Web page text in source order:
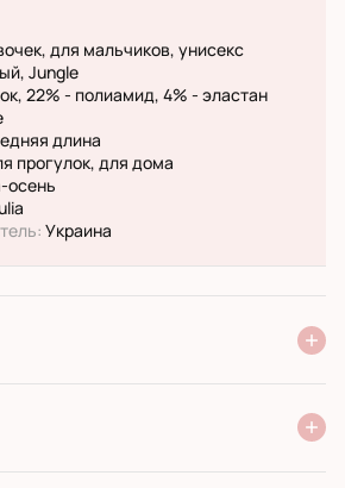
для мальчиков, унисекс
Jungle
22% - полиамид, 4% - эластан
длина
прогулок, для дома
осень
Украина